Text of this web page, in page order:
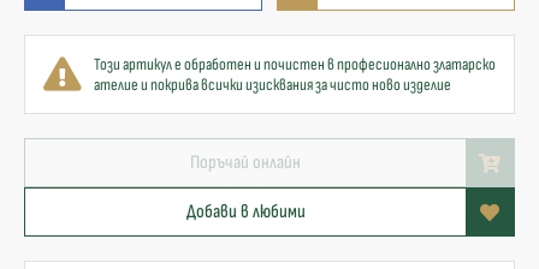
Този артикул е обработен и почистен в професионално златарско
ателие и покрива всички изисквания за чисто ново изделие
Поръчай онлайн
Добави в любими